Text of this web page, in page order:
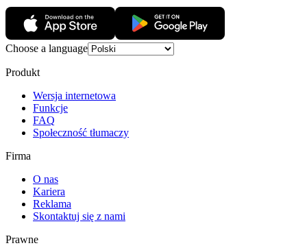
Choose a language
Produkt
Wersja internetowa
Funkcje
FAQ
Społeczność tłumaczy
Firma
O nas
Kariera
Reklama
Skontaktuj się z nami
Prawne